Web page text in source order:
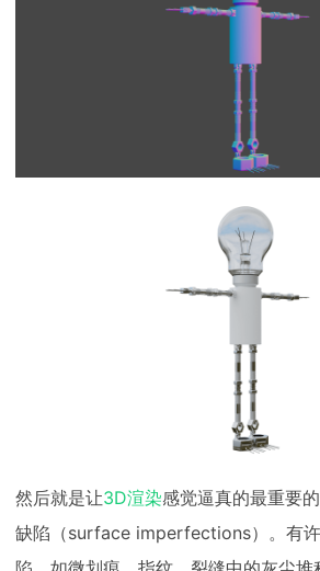
然后就是让3D渲染感觉逼真的最重要
缺陷（surface imperfections）。有